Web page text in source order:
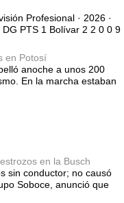
Profesional · 2026 ·
PTS 1 Bolívar 2 2 0 0 9
en Potosí
anoche a unos 200
En la marcha estaban
en la Busch
sin conductor; no causó
Soboce, anunció que